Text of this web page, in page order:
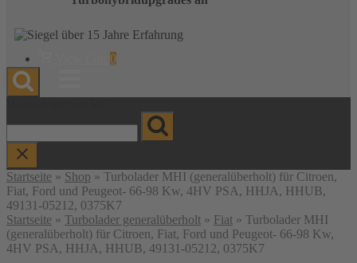
anzeigen
0
Startseite » Shop » Turbolader MHI (generalüberholt) für Citroen,
Fiat, Ford und Peugeot- 66-98 Kw, 4HV PSA, HHJA, HHUB,
49131-05212, 0375K7
Startseite » Turbolader generalüberholt » Fiat » Turbolader MHI
(generalüberholt) für Citroen, Fiat, Ford und Peugeot- 66-98 Kw,
4HV PSA, HHJA, HHUB, 49131-05212, 0375K7